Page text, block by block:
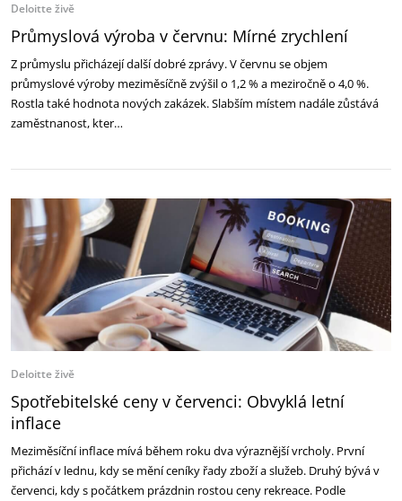
Deloitte živě
Průmyslová výroba v červnu: Mírné zrychlení
Z průmyslu přicházejí další dobré zprávy. V červnu se objem
průmyslové výroby meziměsíčně zvýšil o 1,2 % a meziročně o 4,0 %.
Rostla také hodnota nových zakázek. Slabším místem nadále zůstává
zaměstnanost, kter…
Deloitte živě
Spotřebitelské ceny v červenci: Obvyklá letní
inflace
Meziměsíční inflace mívá během roku dva výraznější vrcholy. První
přichází v lednu, kdy se mění ceníky řady zboží a služeb. Druhý bývá v
červenci, kdy s počátkem prázdnin rostou ceny rekreace. Podle